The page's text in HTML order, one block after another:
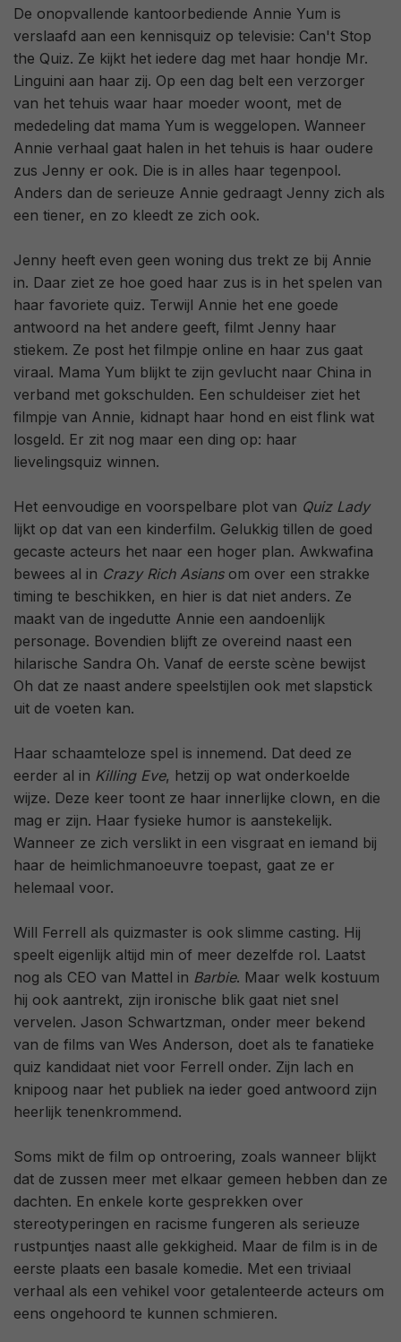
De onopvallende kantoorbediende Annie Yum is
verslaafd aan een kennisquiz op televisie: Can't Stop
the Quiz. Ze kijkt het iedere dag met haar hondje Mr.
Linguini aan haar zij. Op een dag belt een verzorger
van het tehuis waar haar moeder woont, met de
mededeling dat mama Yum is weggelopen. Wanneer
Annie verhaal gaat halen in het tehuis is haar oudere
zus Jenny er ook. Die is in alles haar tegenpool.
Anders dan de serieuze Annie gedraagt Jenny zich als
een tiener, en zo kleedt ze zich ook.
Jenny heeft even geen woning dus trekt ze bij Annie
in. Daar ziet ze hoe goed haar zus is in het spelen van
haar favoriete quiz. Terwijl Annie het ene goede
antwoord na het andere geeft, filmt Jenny haar
stiekem. Ze post het filmpje online en haar zus gaat
viraal. Mama Yum blijkt te zijn gevlucht naar China in
verband met gokschulden. Een schuldeiser ziet het
filmpje van Annie, kidnapt haar hond en eist flink wat
losgeld. Er zit nog maar een ding op: haar
lievelingsquiz winnen.
Het eenvoudige en voorspelbare plot van Quiz Lady
lijkt op dat van een kinderfilm. Gelukkig tillen de goed
gecaste acteurs het naar een hoger plan. Awkwafina
bewees al in Crazy Rich Asiansom over een strakke
timing te beschikken, en hier is dat niet anders. Ze
maakt van de ingedutte Annie een aandoenlijk
personage. Bovendien blijft ze overeind naast een
hilarische Sandra Oh. Vanaf de eerste scène bewijst
Oh dat ze naast andere speelstijlen ook met slapstick
uit de voeten kan.
Haar schaamteloze spel is innemend. Dat deed ze
eerder al in Killing Eve, hetzij op wat onderkoelde
wijze. Deze keer toont ze haar innerlijke clown, en die
mag er zijn. Haar fysieke humor is aanstekelijk.
Wanneer ze zich verslikt in een visgraat en iemand bij
haar de heimlichmanoeuvre toepast, gaat ze er
helemaal voor.
Will Ferrell als quizmaster is ook slimme casting. Hij
speelt eigenlijk altijd min of meer dezelfde rol. Laatst
nog als CEO van Mattel in Barbie. Maar welk kostuum
hij ook aantrekt, zijn ironische blik gaat niet snel
vervelen. Jason Schwartzman, onder meer bekend
van de films van Wes Anderson, doet als te fanatieke
quiz kandidaat niet voor Ferrell onder. Zijn lach en
knipoog naar het publiek na ieder goed antwoord zijn
heerlijk tenenkrommend.
Soms mikt de film op ontroering, zoals wanneer blijkt
dat de zussen meer met elkaar gemeen hebben dan ze
dachten. En enkele korte gesprekken over
stereotyperingen en racisme fungeren als serieuze
rustpuntjes naast alle gekkigheid. Maar de film is in de
eerste plaats een basale komedie. Met een triviaal
verhaal als een vehikel voor getalenteerde acteurs om
eens ongehoord te kunnen schmieren.